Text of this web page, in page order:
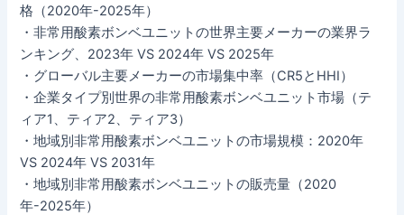
格（2020年-2025年）
・非常用酸素ボンベユニットの世界主要メーカーの業界ラ
ンキング、2023年 VS 2024年 VS 2025年
・グローバル主要メーカーの市場集中率（CR5とHHI）
・企業タイプ別世界の非常用酸素ボンベユニット市場（テ
ィア1、ティア2、ティア3）
・地域別非常用酸素ボンベユニットの市場規模：2020年
VS 2024年 VS 2031年
・地域別非常用酸素ボンベユニットの販売量（2020
年-2025年）